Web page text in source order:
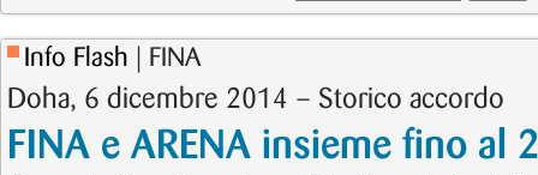
Info Flash | FINA
Doha, 6 dicembre 2014 – Storico accordo
FINA e ARENA insieme fino al